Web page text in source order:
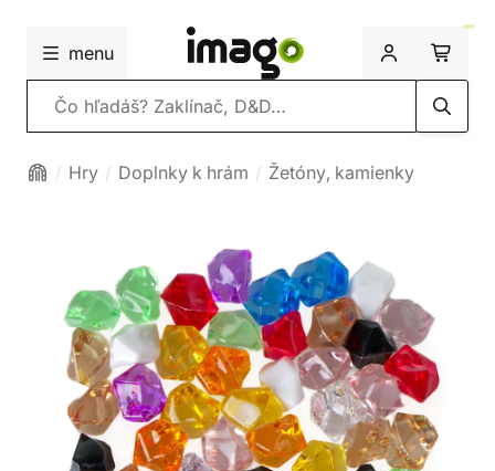
menu
Vyhľadávanie
Hry Doplnky k hrám Žetóny, kamienky